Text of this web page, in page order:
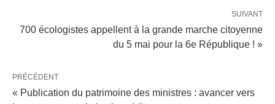
SUIVANT
700 écologistes appellent à la grande marche citoyenne
du 5 mai pour la 6e République ! »
PRÉCÉDENT
« Publication du patrimoine des ministres : avancer vers